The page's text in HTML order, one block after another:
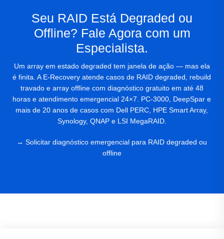
Seu RAID Está Degraded ou
Offline? Fale Agora com um
Especialista.
Um array em estado degraded tem janela de ação — mas ela
é finita. A E-Recovery atende casos de RAID degraded, rebuild
travado e array offline com diagnóstico gratuito em até 48
horas e atendimento emergencial 24×7. PC-3000, DeepSpar e
mais de 20 anos de casos com Dell PERC, HPE Smart Array,
Synology, QNAP e LSI MegaRAID.
→ Solicitar diagnóstico emergencial para RAID degraded ou
offline